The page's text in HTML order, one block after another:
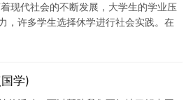
现代社会的不断发展，大学生的学业压
，许多学生选择休学进行社会实践。在
学)